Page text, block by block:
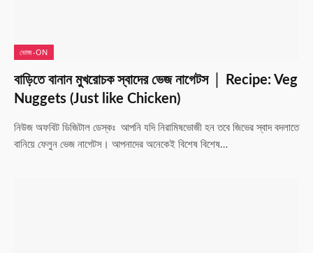
ভোজ-ON
বাড়িতে বানান মুখরোচক স্বাদের ভেজ নাগেটস │ Recipe: Veg
Nuggets (Just like Chicken)
নিউজ অফবিট ডিজিটাল ডেস্কঃ আপনি যদি নিরামিষভোজী হন তবে জিভের স্বাদ বদলাতে
বানিয়ে ফেলুন ভেজ নাগেটস। আপনাদের অনেকেই বিশেষ বিশেষ…